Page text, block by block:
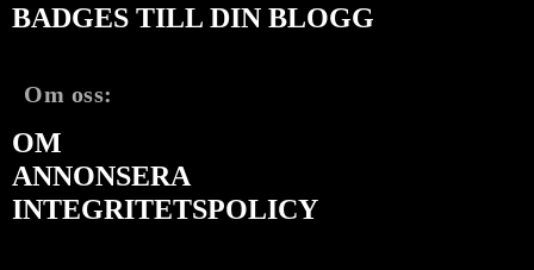
BADGES TILL DIN BLOGG
Om oss:
OM
ANNONSERA
INTEGRITETSPOLICY